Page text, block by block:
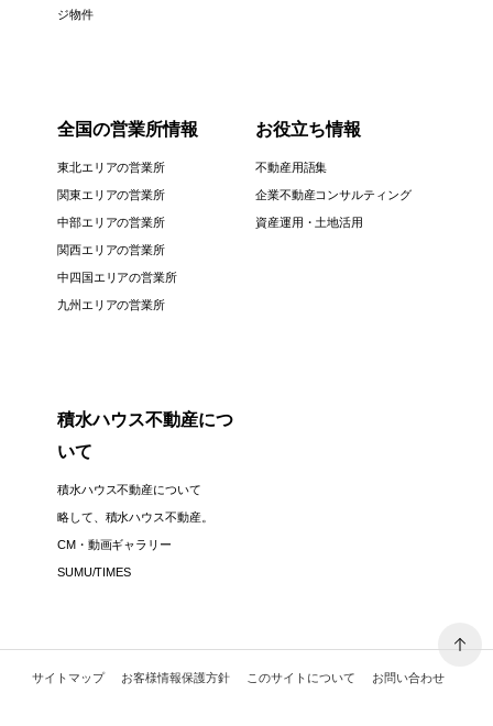
ジ物件
全国の営業所情報
東北エリアの営業所
関東エリアの営業所
中部エリアの営業所
関西エリアの営業所
中四国エリアの営業所
九州エリアの営業所
お役立ち情報
不動産用語集
企業不動産コンサルティング
資産運用・土地活用
積水ハウス不動産につ
いて
積水ハウス不動産について
略して、積水ハウス不動産。
CM・動画ギャラリー
SUMU/TIMES
サイトマップ お客様情報保護方針 このサイトについて お問い合わせ